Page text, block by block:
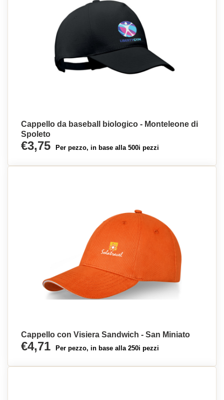
Cappello da baseball biologico - Monteleone di
Spoleto
€3,75 Per pezzo, in base alla 500i pezzi
Cappello con Visiera Sandwich - San Miniato
€4,71 Per pezzo, in base alla 250i pezzi